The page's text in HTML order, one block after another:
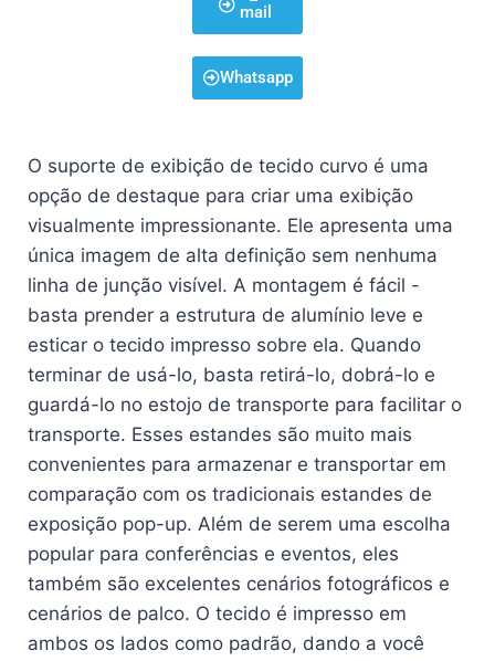
mail
Whatsapp
O suporte de exibição de tecido curvo é uma
opção de destaque para criar uma exibição
visualmente impressionante. Ele apresenta uma
única imagem de alta definição sem nenhuma
linha de junção visível. A montagem é fácil -
basta prender a estrutura de alumínio leve e
esticar o tecido impresso sobre ela. Quando
terminar de usá-lo, basta retirá-lo, dobrá-lo e
guardá-lo no estojo de transporte para facilitar o
transporte. Esses estandes são muito mais
convenientes para armazenar e transportar em
comparação com os tradicionais estandes de
exposição pop-up. Além de serem uma escolha
popular para conferências e eventos, eles
também são excelentes cenários fotográficos e
cenários de palco. O tecido é impresso em
ambos os lados como padrão, dando a você